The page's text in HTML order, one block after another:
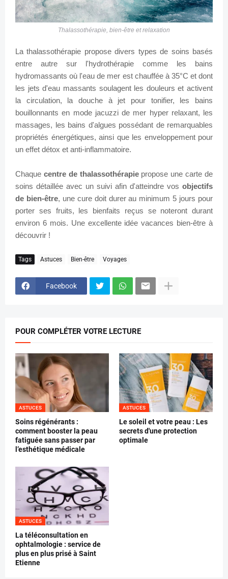
Thalassothérapie, bien-être et relaxation
La thalassothérapie propose divers types de soins basés
entre autre sur l'hydrothérapie comme les bains
hydromassants où l'eau de mer est chauffée à 35°C et dont
les jets d'eau massants soulagent les douleurs et activent
la circulation, la douche à jet pour tonifier, les bains
bouillonnants en mode jacuzzi de mer hyper relaxant, les
massages, les bains d'algues possédant de remarquables
propriétés énergétiques, ainsi que les enveloppement pour
un effet détox et anti-inflammatoire.
Chaque centre de thalassothérapiepropose une carte de
soins détaillée avec un suivi afin d'atteindre vos objectifs
de bien-être, une cure doit durer au minimum 5 jours pour
porter ses fruits, les bienfaits reçus se noteront durant
environ 6 mois. Une excellente idée vacances bien-être à
découvrir !
Tags Astuces Bien-être Voyages
Facebook
POUR COMPLÉTER VOTRE LECTURE
ASTUCES
Soins régénérants :
comment booster la peau
fatiguée sans passer par
l’esthétique médicale
ASTUCES
Le soleil et votre peau : Les
secrets d'une protection
optimale
ASTUCES
La téléconsultation en
ophtalmologie : service de
plus en plus prisé à Saint
Etienne